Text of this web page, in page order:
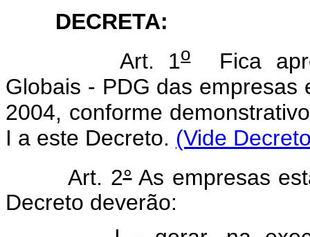
DECRETA:
Art. 1oFica
Globais - PDG das
2004, conforme
I a este Decreto. (Vide
Art. 2°As empresas
Decreto deverão: